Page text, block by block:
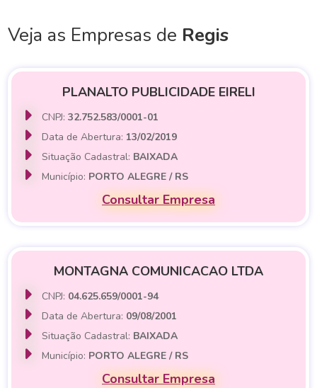
Veja as Empresas de Regis
PLANALTO PUBLICIDADE EIRELI
CNPJ:32.752.583/0001-01
Data de Abertura: 13/02/2019
Situação Cadastral: BAIXADA
Município: PORTO ALEGRE / RS
Consultar Empresa
MONTAGNA COMUNICACAO LTDA
CNPJ: 04.625.659/0001-94
Data de Abertura: 09/08/2001
Situação Cadastral: BAIXADA
Município: PORTO ALEGRE / RS
Consultar Empresa